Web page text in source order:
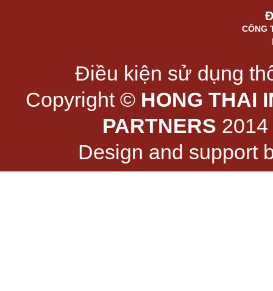
CÔNG
Điều kiện sử dụng
Copyright © HONG THAI
PARTNERS
Design and support